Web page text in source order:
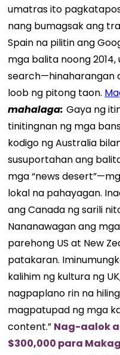
umatras ito
nang bumagsak ang
Spain na pilitin ang
mga balita noong
search—hinaharangan
loob ng pitong taon.
mahalaga: Gaya ng
tinitingnan ng mga
kodigo ng Australia
susuportahan ang
mga “news
lokal na pahayagan.
ang Canada ng sarili
Nananawagan ang
parehong US at New
patakaran.
kalihim ng kultura ng
nagpaplano rin na
magpatupad ng mga
content.” Nag-aalok
$300,000 para